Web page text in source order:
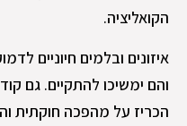
הקואליציה.
איזונים ובלמים חיוניים
והם ימשיכו להתקיים. גם
הכריז על מהפכה חוקתית